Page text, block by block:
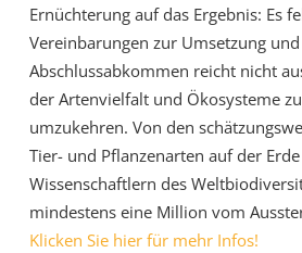
Ernüchterung auf das Ergebnis: Es
Vereinbarungen zur Umsetzung
Abschlussabkommen reicht nicht
der Artenvielfalt und Ökosysteme
umzukehren. Von den
Tier- und Pflanzenarten auf der
Wissenschaftlern des
mindestens eine Million vom
Klicken Sie hier für mehr Infos!